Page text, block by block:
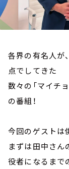
各界の有名人が
点でしてきた
数々の「マイチ
の番組！
今回のゲストは
まずは田中さん
役者になるまで